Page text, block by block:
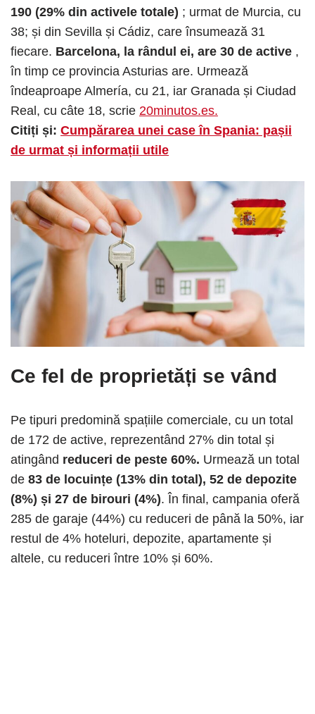
190 (29% din activele totale) ; urmat de Murcia, cu
38; și din Sevilla și Cádiz, care însumează 31
fiecare. Barcelona, ​​la rândul ei, are 30 de active ,
în timp ce provincia Asturias are. Urmează
îndeaproape Almería, cu 21, iar Granada și Ciudad
Real, cu câte 18, scrie 20minutos.es.
Citiți și: Cumpărarea unei case în Spania: pașii
de urmat și informații utile
Ce fel de proprietăți se vând
Pe tipuri predomină spațiile comerciale, cu un total
de 172 de active, reprezentând 27% din total și
atingând reduceri de peste 60%. Urmează un total
de 83 de locuințe (13% din total), 52 de depozite
(8%) și 27 de birouri (4%). În final, campania oferă
285 de garaje (44%) cu reduceri de până la 50%, iar
restul de 4% hoteluri, depozite, apartamente și
altele, cu reduceri între 10% și 60%.